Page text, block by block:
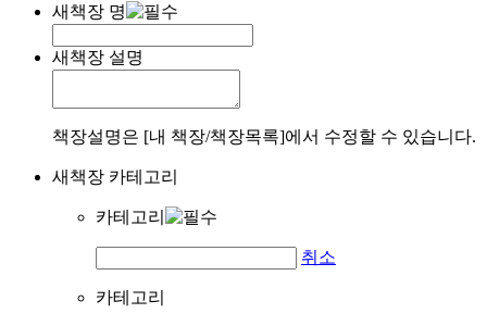
새책장 명
새책장 설명
책장설명은 [내 책장/책장목록]에서 수정할 수 있습니다.
새책장 카테고리
카테고리
취소
카테고리